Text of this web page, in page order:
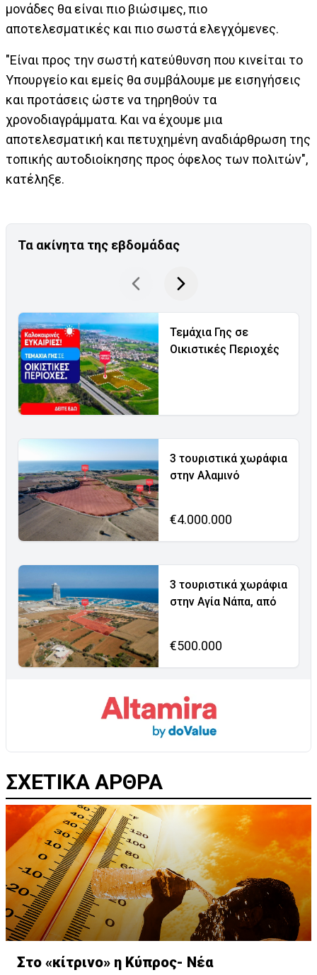
μονάδες θα είναι πιο βιώσιμες, πιο
αποτελεσματικές και πιο σωστά ελεγχόμενες.
"Είναι προς την σωστή κατεύθυνση που κινείται το
Υπουργείο και εμείς θα συμβάλουμε με εισηγήσεις
και προτάσεις ώστε να τηρηθούν τα
χρονοδιαγράμματα. Και να έχουμε μια
αποτελεσματική και πετυχημένη αναδιάρθρωση της
τοπικής αυτοδιοίκησης προς όφελος των πολιτών",
κατέληξε.
Τα ακίνητα της εβδομάδας
Τεμάχια Γης σε
Οικιστικές Περιοχές
3 τουριστικά χωράφια
στην Αλαμινό
€4.000.000
3 τουριστικά χωράφια
στην Αγία Νάπα, από
€500.000
ΣΧΕΤΙΚΑ ΑΡΘΡΑ
Στο «κίτρινο» η Κύπρος- Νέα